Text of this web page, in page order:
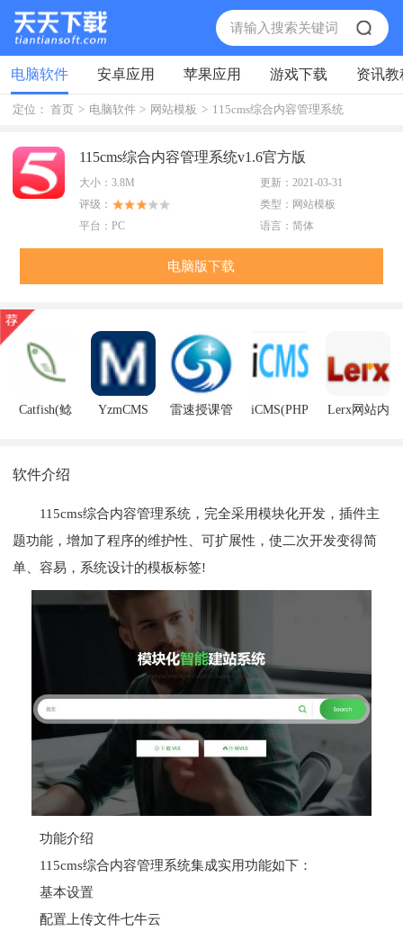
电脑软件 安卓应用 苹果应用 游戏下载 资讯教
定位： 首页 > 电脑软件 > 网站模板 > 115cms综合内容管理系统
115cms综合内容管理系统v1.6官方版
大小： 3.8M 更新： 2021-03-31
评级：
类型： 网站模板
平台： PC 语言： 简体
电脑版下载
Catfish(鲶
YzmCMS
雷速授课管
iCMS(PHP
Lerx网站内
软件介绍
115cms综合内容管理系统，完全采用模块化开发，插件主
题功能，增加了程序的维护性、可扩展性，使二次开发变得简
单、容易，系统设计的模板标签!
功能介绍
115cms综合内容管理系统集成实用功能如下：
基本设置
配置上传文件七牛云